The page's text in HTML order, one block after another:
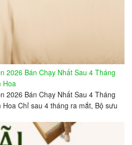
2026 Bán Chạy Nhất Sau 4 Tháng
Hoa
2026 Bán Chạy Nhất Sau 4 Tháng
Chỉ sau 4 tháng ra mắt, Bộ sưu